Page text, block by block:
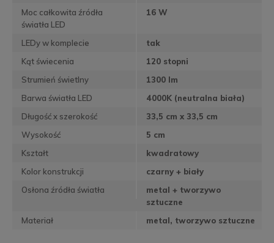
Moc całkowita źródła
światła LED
16 W
LEDy w komplecie
tak
Kąt świecenia
120 stopni
Strumień świetlny
1300 lm
Barwa światła LED
4000K (neutralna biała)
Długość x szerokość
33,5 cm x 33,5 cm
Wysokość
5 cm
Kształt
kwadratowy
Kolor konstrukcji
czarny + biały
Osłona źródła światła
metal + tworzywo
sztuczne
Materiał
metal, tworzywo sztuczne